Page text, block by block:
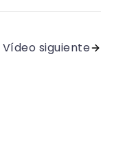
Vídeo siguiente